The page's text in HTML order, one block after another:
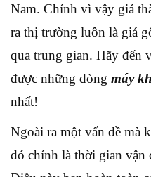
Nam. Chính vì vậy giá
ra thị trường luôn là giá
qua trung gian. Hãy đến
được những dòng máy
nhất!
Ngoài ra một vấn đề mà
đó chính là thời gian vận